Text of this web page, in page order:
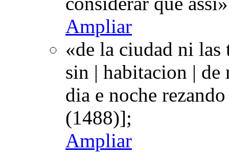
Ampliar
«de la ciudad ni las
sin | habitacion | de
dia e noche
(1488)];
Ampliar